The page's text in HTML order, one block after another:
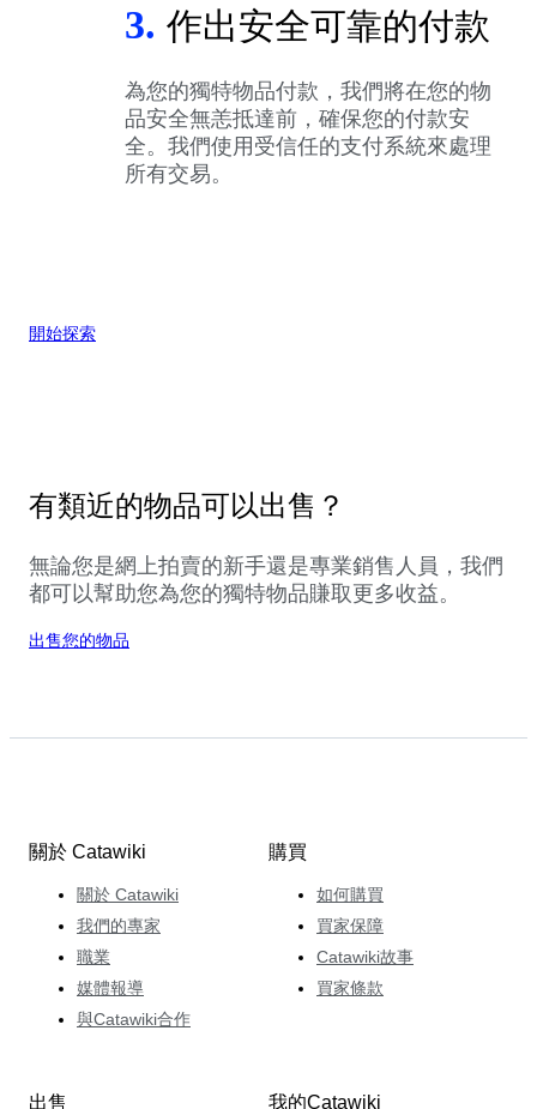
3. 作出安全可靠的付款
為您的獨特物品付款，我們將在您的物
品安全無恙抵達前，確保您的付款安
全。我們使用受信任的支付系統來處理
所有交易。
開始探索
有類近的物品可以出售？
無論您是網上拍賣的新手還是專業銷售人員，我們
都可以幫助您為您的獨特物品賺取更多收益。
出售您的物品
關於 Catawiki
關於 Catawiki
我們的專家
職業
媒體報導
與Catawiki合作
購買
如何購買
買家保障
Catawiki故事
買家條款
出售 我的Catawiki